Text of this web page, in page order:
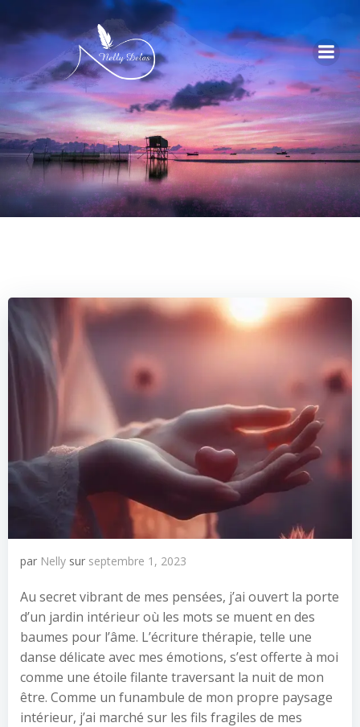
par Nelly sur septembre 1, 2023
Au secret vibrant de mes pensées, j’ai ouvert la porte
d’un jardin intérieur où les mots se muent en des
baumes pour l’âme. L’écriture thérapie, telle une
danse délicate avec mes émotions, s’est offerte à moi
comme une étoile filante traversant la nuit de mon
être. Comme un funambule de mon propre paysage
intérieur, j’ai marché sur les fils fragiles de mes